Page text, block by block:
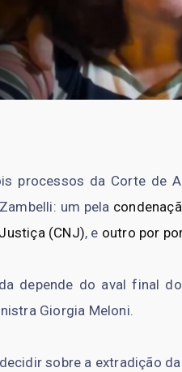
processos da Corte de
um pela
(CNJ), e outro por
depende do aval final
Giorgia Meloni.
sobre a extradição